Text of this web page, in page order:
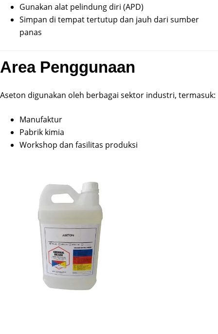
Gunakan alat pelindung diri (APD)
Simpan di tempat tertutup dan jauh dari sumber
panas
Area Penggunaan
Aseton digunakan oleh berbagai sektor industri, termasuk:
Manufaktur
Pabrik kimia
Workshop dan fasilitas produksi